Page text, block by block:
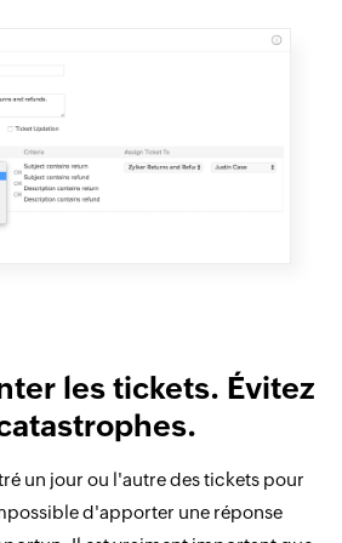
les tickets. Évitez
un jour ou l'autre des tickets pour
d'apporter une réponse